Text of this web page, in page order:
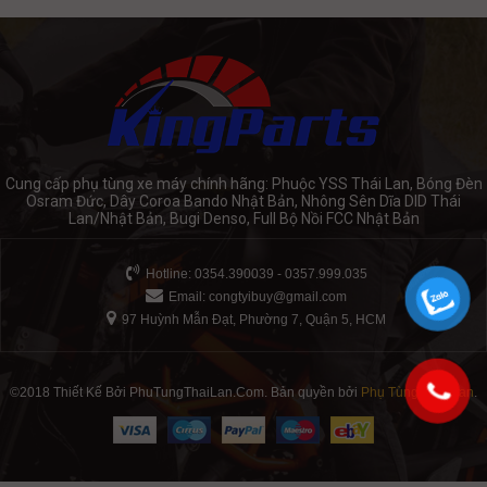
Cung cấp phụ tùng xe máy chính hãng: Phuộc YSS Thái Lan, Bóng Đèn
Osram Đức, Dây Coroa Bando Nhật Bản, Nhông Sên Dĩa DID Thái
Lan/Nhật Bản, Bugi Denso, Full Bộ Nồi FCC Nhật Bản
Hotline: 0354.390039 - 0357.999.035
Email: congtyibuy@gmail.com
97 Huỳnh Mẫn Đạt, Phường 7, Quận 5, HCM
©2018 Thiết Kế Bởi PhuTungThaiLan.Com. Bản quyền bởi Phụ Tùng Thái Lan.